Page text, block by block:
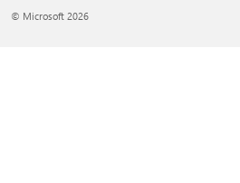
© Microsoft 2026